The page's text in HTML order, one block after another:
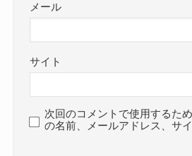
メール
サイト
次回のコメントで使用するた
の名前、メールアドレス、サ